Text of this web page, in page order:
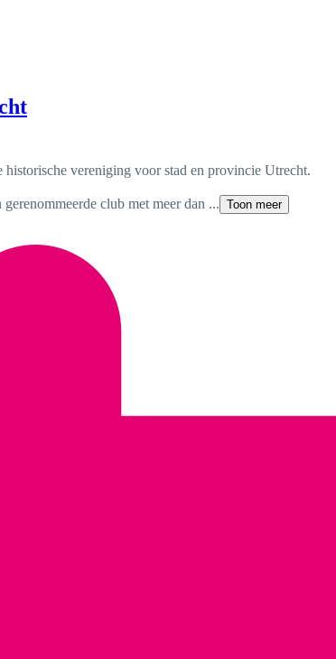
vereniging voor stad en provincie Utrecht.
club met meer dan ... Toon meer